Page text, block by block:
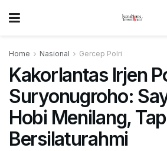
Home Nasional Gercep Polri
Kakorlantas Irjen
Suryonugroho:
Hobi Menilang,
Bersilaturahmi